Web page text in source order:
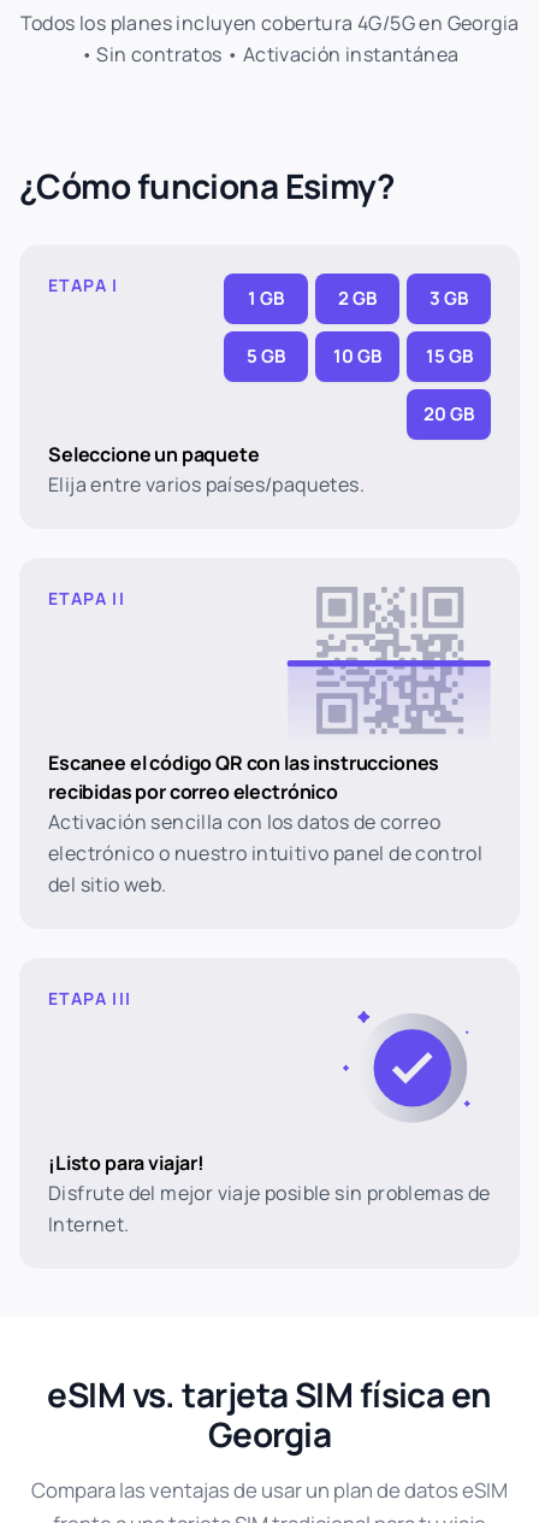
Todos los planes incluyen cobertura 4G/5G en Georgia
• Sin contratos • Activación instantánea
¿Cómo funciona Esimy?
ETAPA I
1 GB 2 GB 3 GB
5 GB 10 GB 15 GB
20 GB
Seleccione un paquete
Elija entre varios países/paquetes.
ETAPA II
Escanee el código QR con las instrucciones
recibidas por correo electrónico
Activación sencilla con los datos de correo
electrónico o nuestro intuitivo panel de control
del sitio web.
ETAPA III
¡Listo para viajar!
Disfrute del mejor viaje posible sin problemas de
Internet.
eSIM vs. tarjeta SIM física en
Georgia
Compara las ventajas de usar un plan de datos eSIM